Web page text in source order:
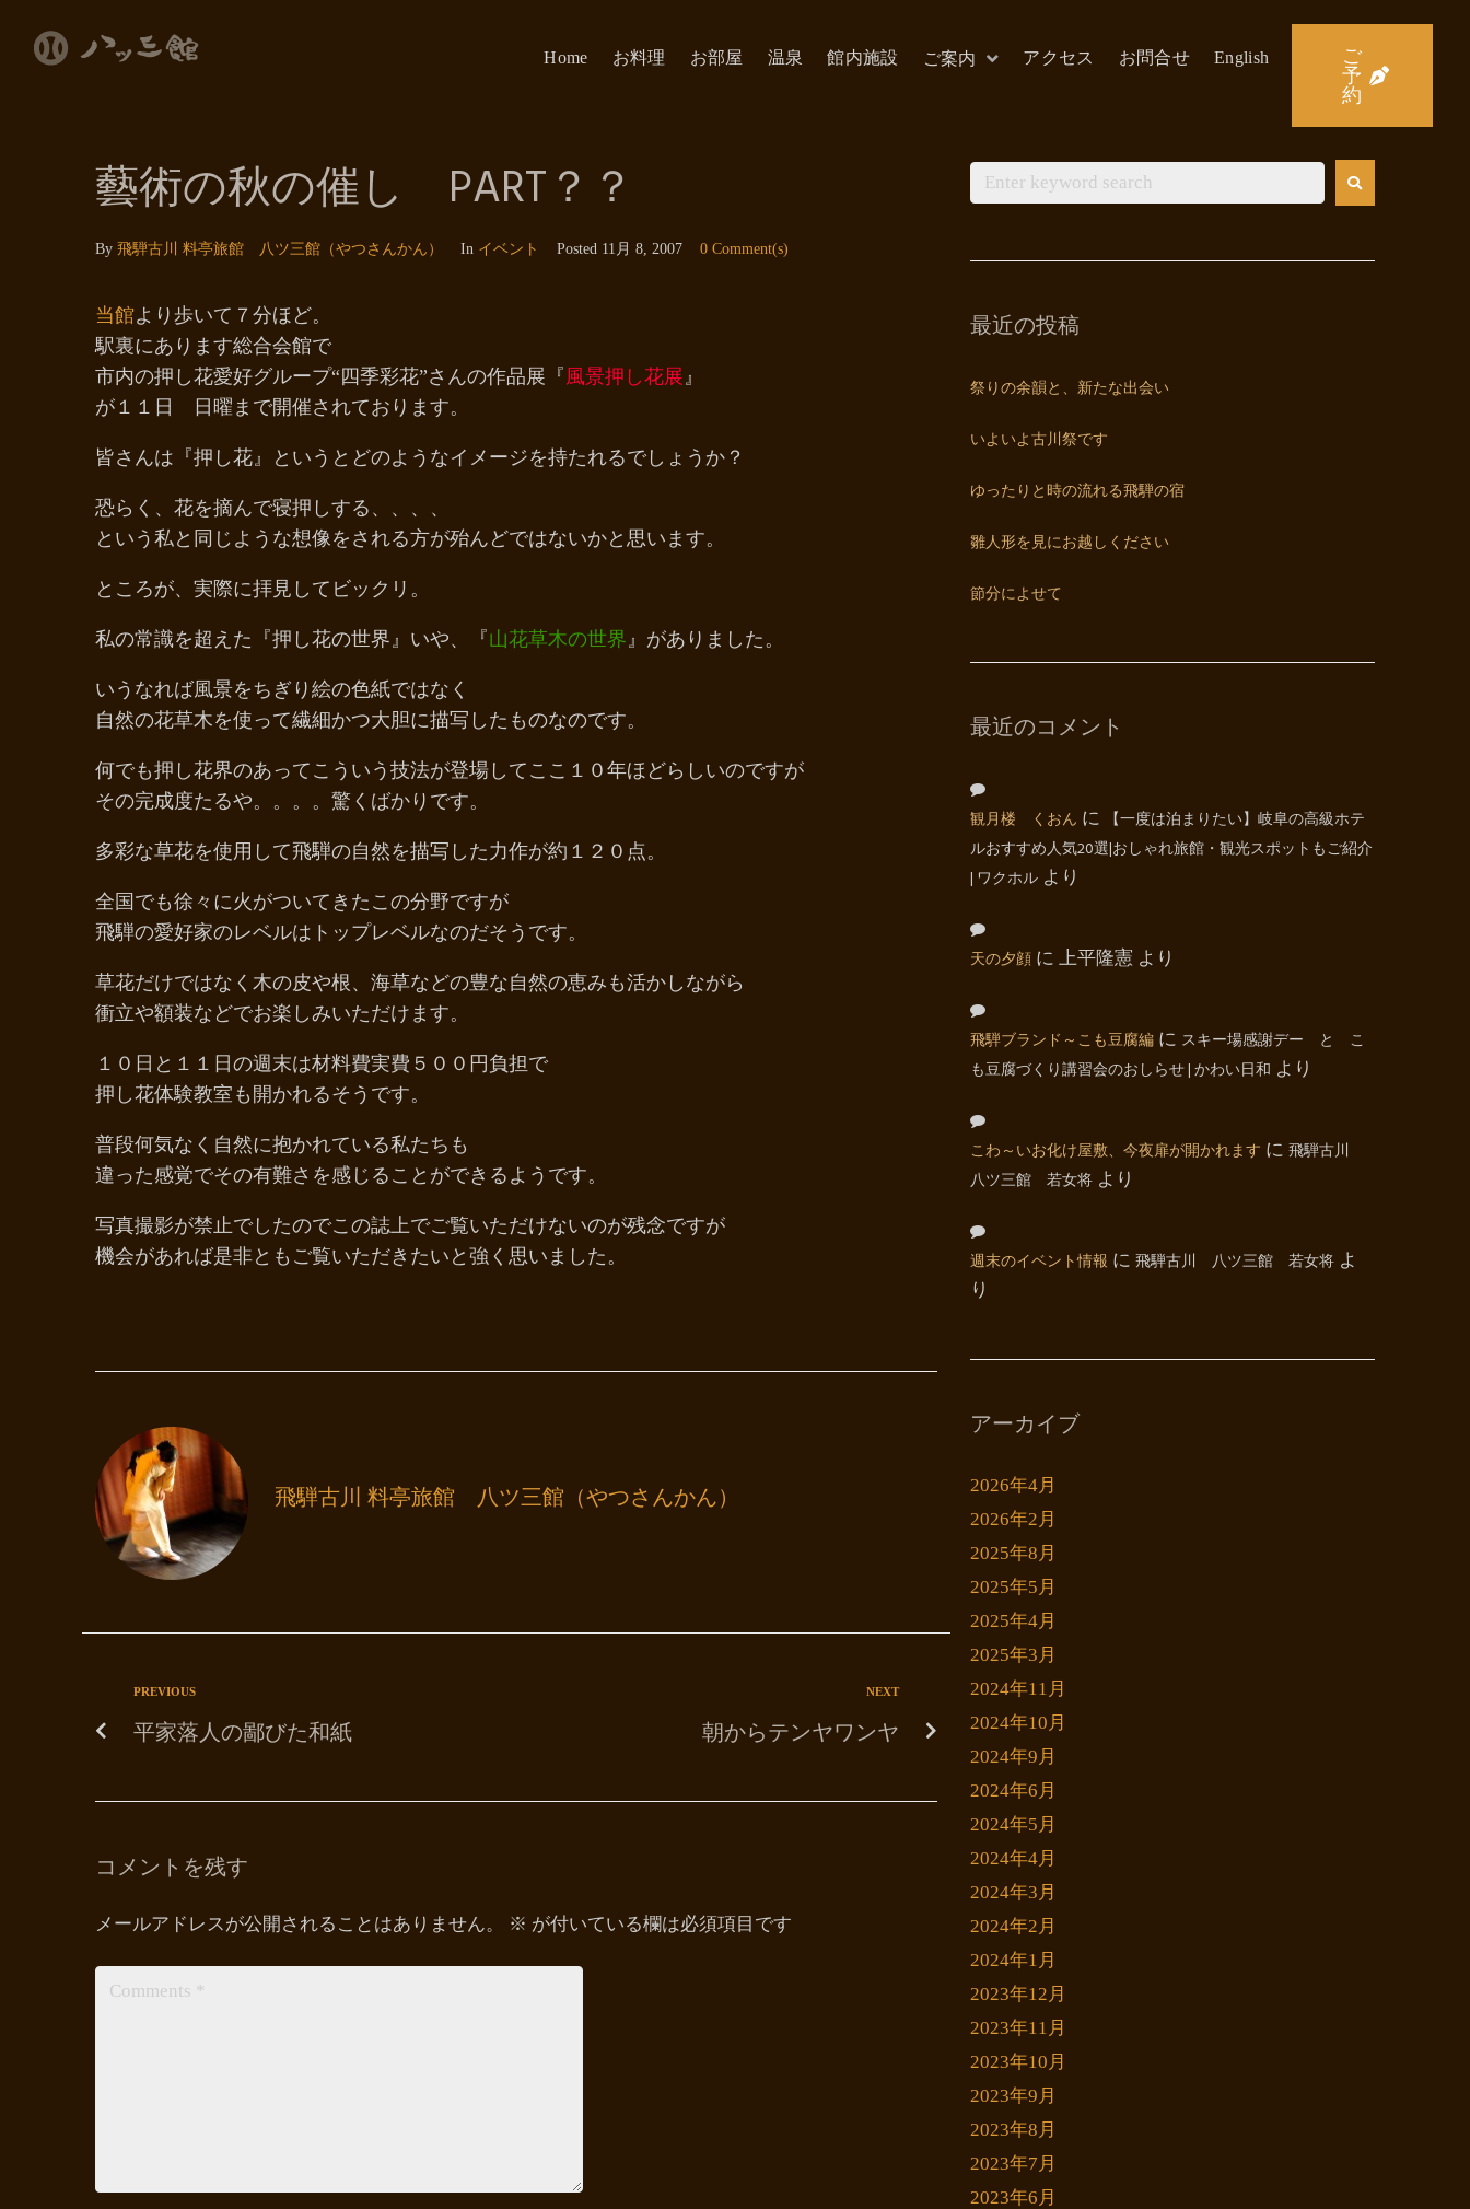
Home お料理 お部屋 温泉 館内施設 ご案内 アクセス お問合せ English
ご
予
約
藝術の秋の催し PART？？
By 飛騨古川 料亭旅館 八ツ三館（やつさんかん） In イベント Posted 11月 8, 2007 0 Comment(s)
当館より歩いて７分ほど。
駅裏にあります総合会館で
市内の押し花愛好グループ“四季彩花”さんの作品展『風景押し花展』
が１１日 日曜まで開催されております。
皆さんは『押し花』というとどのようなイメージを持たれるでしょうか？
恐らく、花を摘んで寝押しする、、、、
という私と同じような想像をされる方が殆んどではないかと思います。
ところが、実際に拝見してビックリ。
私の常識を超えた『押し花の世界』いや、『山花草木の世界』がありました。
いうなれば風景をちぎり絵の色紙ではなく
自然の花草木を使って繊細かつ大胆に描写したものなのです。
何でも押し花界のあってこういう技法が登場してここ１０年ほどらしいのですが
その完成度たるや。。。。驚くばかりです。
多彩な草花を使用して飛騨の自然を描写した力作が約１２０点。
全国でも徐々に火がついてきたこの分野ですが
飛騨の愛好家のレベルはトップレベルなのだそうです。
草花だけではなく木の皮や根、海草などの豊な自然の恵みも活かしながら
衝立や額装などでお楽しみいただけます。
１０日と１１日の週末は材料費実費５００円負担で
押し花体験教室も開かれるそうです。
普段何気なく自然に抱かれている私たちも
違った感覚でその有難さを感じることができるようです。
写真撮影が禁止でしたのでこの誌上でご覧いただけないのが残念ですが
機会があれば是非ともご覧いただきたいと強く思いました。
飛騨古川 料亭旅館 八ツ三館（やつさんかん）
PREVIOUS
平家落人の鄙びた和紙
NEXT
朝からテンヤワンヤ
コメントを残す
メールアドレスが公開されることはありません。 ※ が付いている欄は必須項目です
最近の投稿
祭りの余韻と、新たな出会い
いよいよ古川祭です
ゆったりと時の流れる飛騨の宿
雛人形を見にお越しください
節分によせて
最近のコメント
観月楼 くおん に
【一度は泊まりたい】岐阜の高級ホテ
ルおすすめ人気20選|おしゃれ旅館・観光スポットもご紹介
| ワクホル より
天の夕顔 に 上平隆憲 より
飛騨ブランド～こも豆腐編 に スキー場感謝デー と こ
も豆腐づくり講習会のおしらせ | かわい日和 より
こわ～いお化け屋敷、今夜扉が開かれます に 飛騨古川
八ツ三館 若女将 より
週末のイベント情報 に 飛騨古川 八ツ三館 若女将 よ
り
アーカイブ
2026年4月
2026年2月
2025年8月
2025年5月
2025年4月
2025年3月
2024年11月
2024年10月
2024年9月
2024年6月
2024年5月
2024年4月
2024年3月
2024年2月
2024年1月
2023年12月
2023年11月
2023年10月
2023年9月
2023年8月
2023年7月
2023年6月